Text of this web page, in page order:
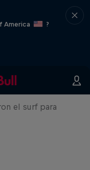
America
?
el surf para